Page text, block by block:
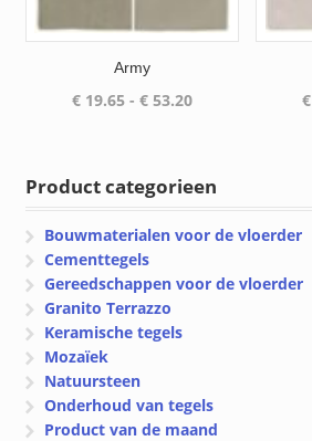
Army
€19.65 - €53.20Prijsklasse:
€
Product categorieen
Bouwmaterialen voor de vloerder
Cementtegels
Gereedschappen voor de vloerder
Granito Terrazzo
Keramische tegels
Mozaïek
Natuursteen
Onderhoud van tegels
Product van de maand